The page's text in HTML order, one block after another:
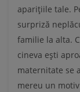
aparițiile tale.
surpriză
familie la alta.
cineva ești
maternitate se
mereu un